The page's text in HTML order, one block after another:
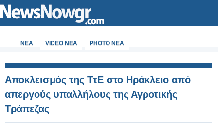
ΝΕΑ VIDEO NEA PHOTO NEA
Αποκλεισμός της ΤτΕ στο Ηράκλειο από
απεργούς υπαλλήλους της Αγροτικής
Τράπεζας